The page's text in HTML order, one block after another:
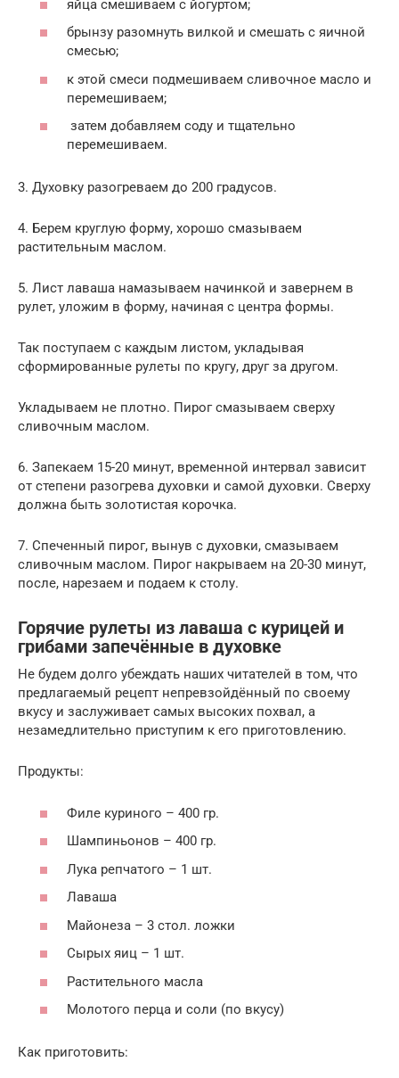
яйца смешиваем с йогуртом;
брынзу разомнуть вилкой и смешать с яичной
смесью;
к этой смеси подмешиваем сливочное масло и
перемешиваем;
затем добавляем соду и тщательно
перемешиваем.
3. Духовку разогреваем до 200 градусов.
4. Берем круглую форму, хорошо смазываем
растительным маслом.
5. Лист лаваша намазываем начинкой и завернем в
рулет, уложим в форму, начиная с центра формы.
Так поступаем с каждым листом, укладывая
сформированные рулеты по кругу, друг за другом.
Укладываем не плотно. Пирог смазываем сверху
сливочным маслом.
6. Запекаем 15-20 минут, временной интервал зависит
от степени разогрева духовки и самой духовки. Сверху
должна быть золотистая корочка.
7. Спеченный пирог, вынув с духовки, смазываем
сливочным маслом. Пирог накрываем на 20-30 минут,
после, нарезаем и подаем к столу.
Горячие рулеты из лаваша с курицей и
грибами запечённые в духовке
Не будем долго убеждать наших читателей в том, что
предлагаемый рецепт непревзойдённый по своему
вкусу и заслуживает самых высоких похвал, а
незамедлительно приступим к его приготовлению.
Продукты:
Филе куриного – 400 гр.
Шампиньонов – 400 гр.
Лука репчатого – 1 шт.
Лаваша
Майонеза – 3 стол. ложки
Сырых яиц – 1 шт.
Растительного масла
Молотого перца и соли (по вкусу)
Как приготовить: